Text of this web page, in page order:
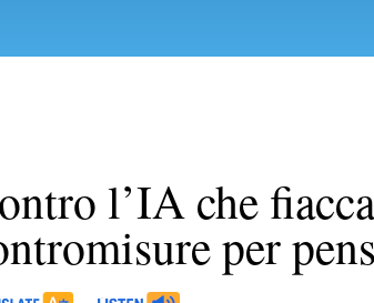
l’IA che
per